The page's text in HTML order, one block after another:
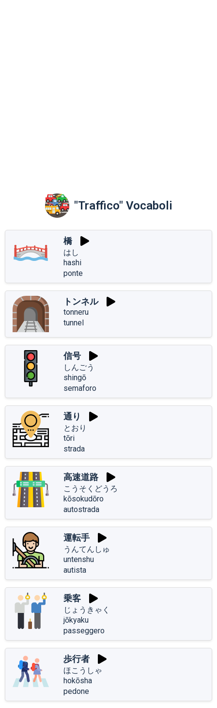
"Traffico" Vocaboli
橋
はし
hashi
ponte
トンネル
tonneru
tunnel
信号
しんごう
shingō
semaforo
通り
とおり
tōri
strada
高速道路
こうそくどうろ
kōsokudōro
autostrada
運転手
うんてんしゅ
untenshu
autista
乗客
じょうきゃく
jōkyaku
passeggero
歩行者
ほこうしゃ
hokōsha
pedone